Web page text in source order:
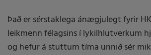
Það er sérstaklega ánægjulegt fyrir
leikmenn félagsins í lykilhlutverkum
og hefur á stuttum tíma unnið sér